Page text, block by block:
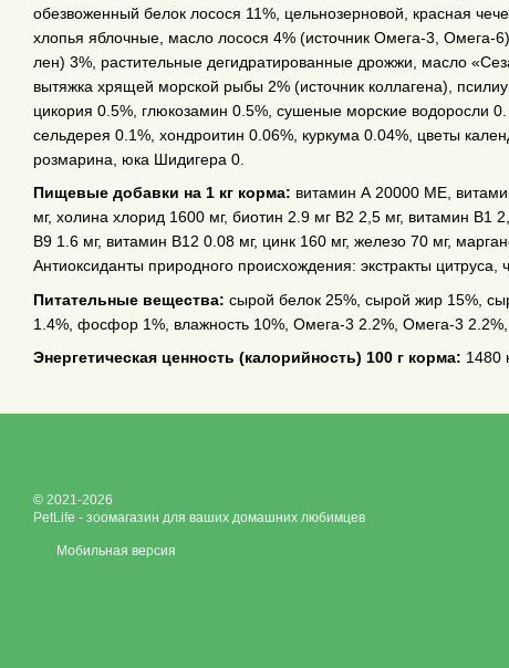
обезвоженный белок лосося 11%, цельнозерновой, красная
хлопья яблочные, масло лосося 4% (источник Омега-3,
лен) 3%, растительные дегидратированные дрожжи, масло
вытяжка хрящей морской рыбы 2% (источник коллагена),
цикория 0.5%, глюкозамин 0.5%, сушеные морские водоросли
сельдерея 0.1%, хондроитин 0.06%, куркума 0.04%, цветы
розмарина, юка Шидигера 0.
Пищевые добавки на 1 кг корма: витамин А 20000 МЕ,
мг, холина хлорид 1600 мг, биотин 2.9 мг В2 2,5 мг, витамин В1
В9 1.6 мг, витамин В12 0.08 мг, цинк 160 мг, железо 70 мг,
Антиоксиданты природного происхождения: экстракты
Питательные вещества: сырой белок 25%, сырой жир 15%,
1.4%, фосфор 1%, влажность 10%, Омега-3 2.2%, Омега-3
Энергетическая ценность (калорийность) 100 г корма: 1480
© 2021-2026
PetLife - зоомагазин для ваших домашних любимцев
Мобильная версия